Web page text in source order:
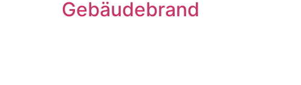
Gebäudebrand